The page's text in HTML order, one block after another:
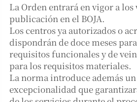
La Orden entrará en vigor a los
publicación en el BOJA.
Los centros ya autorizados o
dispondrán de doce meses
requisitos funcionales y de
para los requisitos materiales.
La norma introduce además
excepcionalidad que